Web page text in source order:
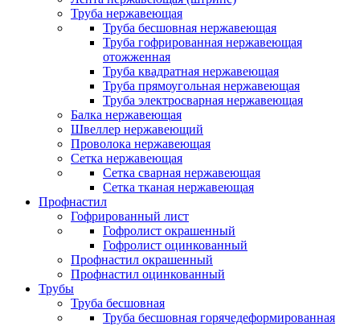
Труба нержавеющая
Труба бесшовная нержавеющая
Труба гофрированная нержавеющая
отожженная
Труба квадратная нержавеющая
Труба прямоугольная нержавеющая
Труба электросварная нержавеющая
Балка нержавеющая
Швеллер нержавеющий
Проволока нержавеющая
Сетка нержавеющая
Сетка сварная нержавеющая
Сетка тканая нержавеющая
Профнастил
Гофрированный лист
Гофролист окрашенный
Гофролист оцинкованный
Профнастил окрашенный
Профнастил оцинкованный
Трубы
Труба бесшовная
Труба бесшовная горячедеформированная